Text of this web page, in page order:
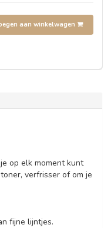
aan winkelwagen
op elk moment kunt
verfrisser of om je
fijne lijntjes.